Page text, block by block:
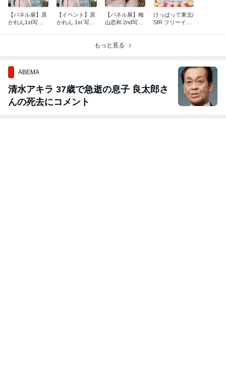
【パネル展】原
かれん1st写真
【イベント】原
かれん 1st 写真
【パネル展】梅
山恋和 2nd写真
ネル展開催！
けっぱって東北/
SIR フリーイベ
もっと見る
ABEMA
清水アキラ 37歳で急逝の息子 良太郎さ
んの死去にコメント